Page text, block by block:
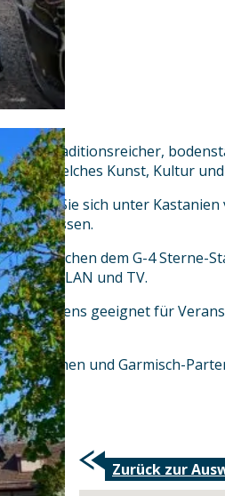
ist ein traditionsreicher,
Land, welches Kunst, Kultur
können Sie sich unter
lassen.
entsprechen dem G-4 Sterne-
WLAN und TV.
ist bestens geeignet für
München und Garmisch-
Zurück zur